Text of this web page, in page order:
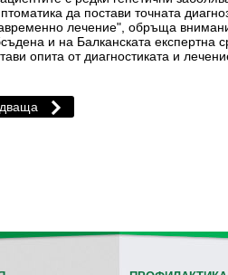
да постави точната
лечение", обръща
и на Балканската
опита от диагностиката и